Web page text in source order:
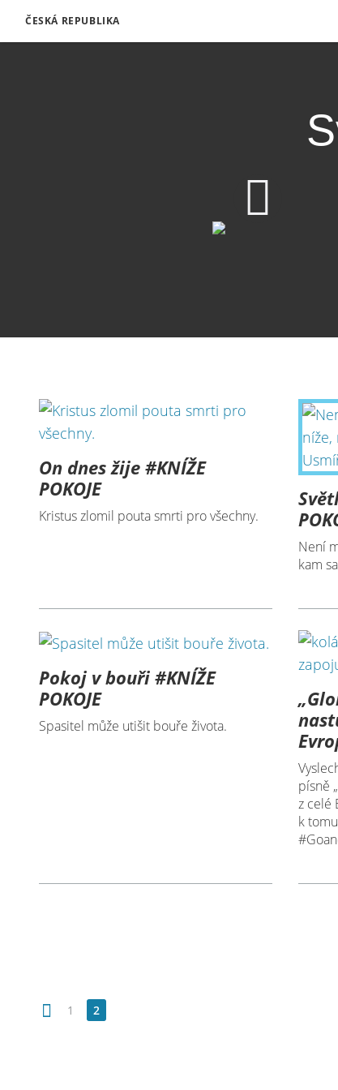
ČESKÁ REPUBLIKA
On dnes žije #KNÍŽE
POKOJE
Kristus zlomil pouta smrti pro všechny.
Není
kam
Pokoj v bouři #KNÍŽE
POKOJE
Spasitel může utišit bouře života.
písně
z celé
k
1 2